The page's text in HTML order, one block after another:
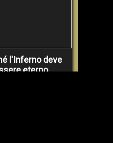
l'Inferno deve
eterno